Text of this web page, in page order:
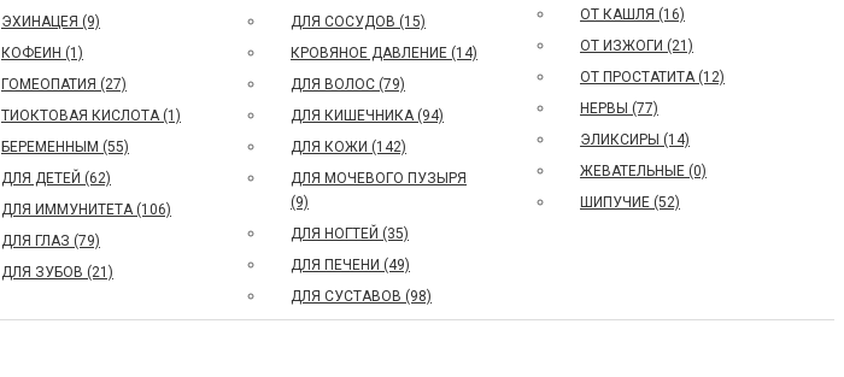
ЭХИНАЦЕЯ (9)
КОФЕИН (1)
ГОМЕОПАТИЯ (27)
ТИОКТОВАЯ КИСЛОТА (1)
БЕРЕМЕННЫМ (55)
ДЛЯ ДЕТЕЙ (62)
ДЛЯ ИММУНИТЕТА (106)
ДЛЯ ГЛАЗ (79)
ДЛЯ ЗУБОВ (21)
ДЛЯ СОСУДОВ (15)
КРОВЯНОЕ ДАВЛЕНИЕ (14)
ДЛЯ ВОЛОС (79)
ДЛЯ КИШЕЧНИКА (94)
ДЛЯ КОЖИ (142)
ДЛЯ МОЧЕВОГО ПУЗЫРЯ
(9)
ДЛЯ НОГТЕЙ (35)
ДЛЯ ПЕЧЕНИ (49)
ДЛЯ СУСТАВОВ (98)
ОТ КАШЛЯ (16)
ОТ ИЗЖОГИ (21)
ОТ ПРОСТАТИТА (12)
НЕРВЫ (77)
ЭЛИКСИРЫ (14)
ЖЕВАТЕЛЬНЫЕ (0)
ШИПУЧИЕ (52)